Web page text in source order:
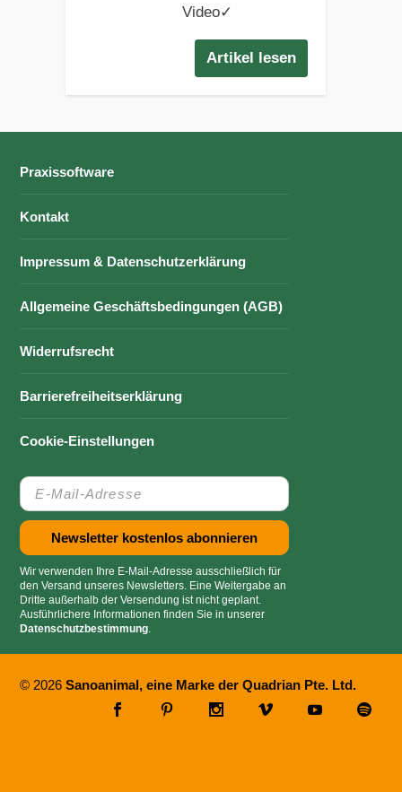
Video✓
Artikel lesen
Praxissoftware
Kontakt
Impressum & Datenschutzerklärung
Allgemeine Geschäftsbedingungen (AGB)
Widerrufsrecht
Barrierefreiheitserklärung
Cookie-Einstellungen
Wir verwenden Ihre E-Mail-Adresse ausschließlich für
den Versand unseres Newsletters. Eine Weitergabe an
Dritte außerhalb der Versendung ist nicht geplant.
Ausführlichere Informationen finden Sie in unserer
Datenschutzbestimmung.
© 2026Sanoanimal, eine Marke der Quadrian Pte. Ltd.